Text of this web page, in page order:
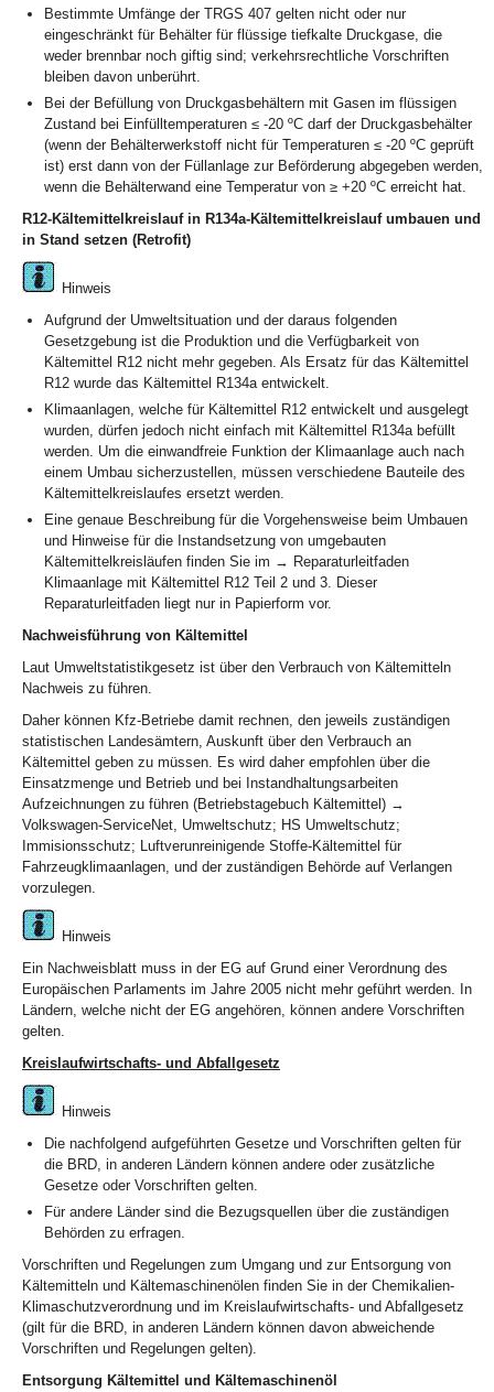
Bestimmte Umfänge der TRGS 407 gelten nicht oder nur
eingeschränkt für Behälter für flüssige tiefkalte Druckgase, die
weder brennbar noch giftig sind; verkehrsrechtliche Vorschriften
bleiben davon unberührt.
Bei der Befüllung von Druckgasbehältern mit Gasen im flüssigen
Zustand bei Einfülltemperaturen ≤ -20 ºC darf der Druckgasbehälter
(wenn der Behälterwerkstoff nicht für Temperaturen ≤ -20 ºC geprüft
ist) erst dann von der Füllanlage zur Beförderung abgegeben werden,
wenn die Behälterwand eine Temperatur von ≥ +20 ºC erreicht hat.
R12-Kältemittelkreislauf in R134a-Kältemittelkreislauf umbauen und
in Stand setzen (Retrofit)
Hinweis
Aufgrund der Umweltsituation und der daraus folgenden
Gesetzgebung ist die Produktion und die Verfügbarkeit von
Kältemittel R12 nicht mehr gegeben. Als Ersatz für das Kältemittel
R12 wurde das Kältemittel R134a entwickelt.
Klimaanlagen, welche für Kältemittel R12 entwickelt und ausgelegt
wurden, dürfen jedoch nicht einfach mit Kältemittel R134a befüllt
werden. Um die einwandfreie Funktion der Klimaanlage auch nach
einem Umbau sicherzustellen, müssen verschiedene Bauteile des
Kältemittelkreislaufes ersetzt werden.
Eine genaue Beschreibung für die Vorgehensweise beim Umbauen
und Hinweise für die Instandsetzung von umgebauten
Kältemittelkreisläufen finden Sie im → Reparaturleitfaden
Klimaanlage mit Kältemittel R12 Teil 2 und 3. Dieser
Reparaturleitfaden liegt nur in Papierform vor.
Nachweisführung von Kältemittel
Laut Umweltstatistikgesetz ist über den Verbrauch von Kältemitteln
Nachweis zu führen.
Daher können Kfz-Betriebe damit rechnen, den jeweils zuständigen
statistischen Landesämtern, Auskunft über den Verbrauch an
Kältemittel geben zu müssen. Es wird daher empfohlen über die
Einsatzmenge und Betrieb und bei Instandhaltungsarbeiten
Aufzeichnungen zu führen (Betriebstagebuch Kältemittel) →
Volkswagen-ServiceNet, Umweltschutz; HS Umweltschutz;
Immisionsschutz; Luftverunreinigende Stoffe-Kältemittel für
Fahrzeugklimaanlagen, und der zuständigen Behörde auf Verlangen
vorzulegen.
Hinweis
Ein Nachweisblatt muss in der EG auf Grund einer Verordnung des
Europäischen Parlaments im Jahre 2005 nicht mehr geführt werden. In
Ländern, welche nicht der EG angehören, können andere Vorschriften
gelten.
Kreislaufwirtschafts- und Abfallgesetz
Hinweis
Die nachfolgend aufgeführten Gesetze und Vorschriften gelten für
die BRD, in anderen Ländern können andere oder zusätzliche
Gesetze oder Vorschriften gelten.
Für andere Länder sind die Bezugsquellen über die zuständigen
Behörden zu erfragen.
Vorschriften und Regelungen zum Umgang und zur Entsorgung von
Kältemitteln und Kältemaschinenölen finden Sie in der Chemikalien-
Klimaschutzverordnung und im Kreislaufwirtschafts- und Abfallgesetz
(gilt für die BRD, in anderen Ländern können davon abweichende
Vorschriften und Regelungen gelten).
Entsorgung Kältemittel und Kältemaschinenöl